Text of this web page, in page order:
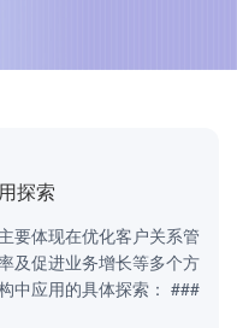
探索
要体现在优化客户关系管
及促进业务增长等多个方
中应用的具体探索： ###